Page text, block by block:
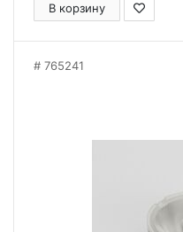
В корзину
765241